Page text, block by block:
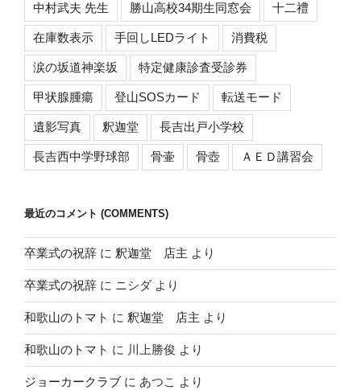
中村武夫 先生 勝山高校34期生同窓会 十二禮
在庫数表示 手回しLEDライト 消費税
涙の坂道神楽坂 特定健康診査受診券
甲状腺腫瘍 登山SOSカード 転送モード
遺影写真 釈迦堂 長吉出戸小学校
長吉西中学野球部 骨壷 骨壺 ＡＥＤ講習会
最近のコメント (COMMENTS)
卒業式の祝辞 に 釈迦堂 店主 より
卒業式の祝辞 に ニシダ より
和歌山のトマト に 釈迦堂 店主 より
和歌山のトマト に 川上勝俊 より
ジョーカークラブ に あつこ より